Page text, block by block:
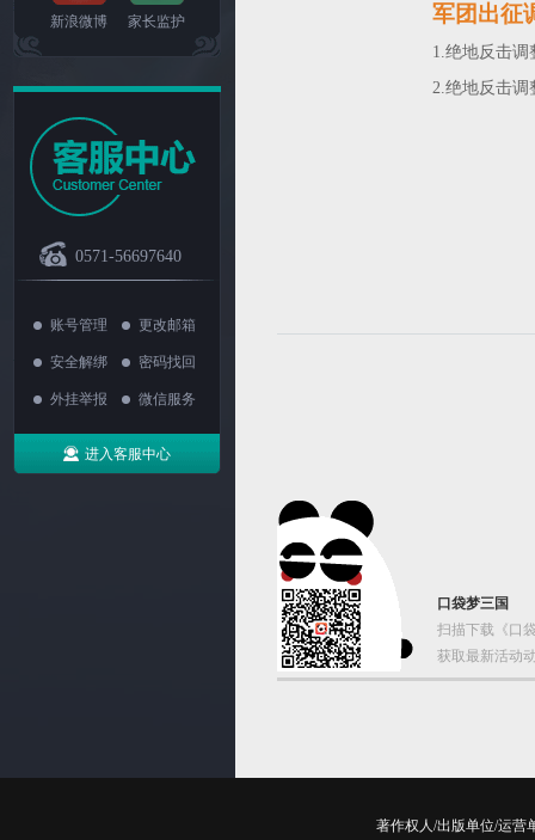
新浪微博 家长监护
0571-56697640
账号管理 更改邮箱
安全解绑 密码找回
外挂举报 微信服务
进入客服中心
军团出征
1.绝地反击
2.绝地反击调
口袋梦三国
扫描下载《口
获取最新活动
著作权人/出版单位/运营